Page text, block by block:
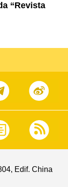
“Revista
Edif. China